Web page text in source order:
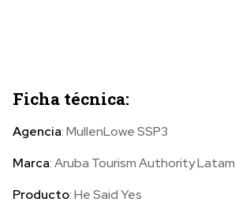
Ficha técnica:
Agencia: MullenLowe SSP3
Marca: Aruba Tourism Authority Latam
Producto: He Said Yes